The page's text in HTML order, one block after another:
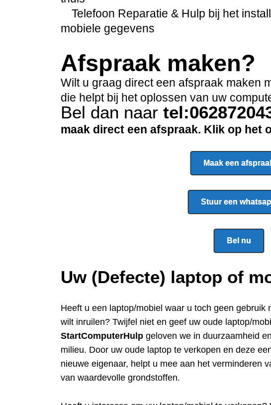
Telefoon Reparatie & Hulp bij het
mobiele gegevens
Afspraak maken?
Wilt u graag direct een afspraak maken
die helpt bij het oplossen van uw
Bel dan naar
maak direct een afspraak. Klik op het
Maak een
Stuur een
Bel nu
Uw (Defecte) laptop of
Heeft u een laptop/mobiel waar u toch geen gebruik
wilt inruilen? Twijfel niet en geef uw oude laptop/
StartComputerHulp geloven we in duurzaamheid
milieu. Door uw oude laptop te verkopen en deze
nieuwe eigenaar, helpt u mee aan het verminderen
van waardevolle grondstoffen.